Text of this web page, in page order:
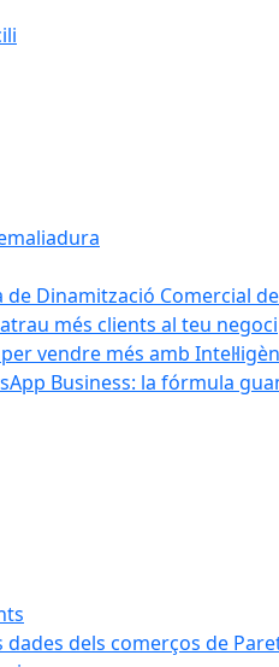
de Dinamització Comercial
més clients al teu negoci
vendre més amb
Business: la fórmula
dels comerços de